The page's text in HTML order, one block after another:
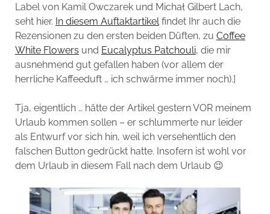
Label von Kamil Owczarek und Michał Gilbert Lach,
seht hier. In diesem Auftaktartikelfindet Ihr auch die
Rezensionen zu den ersten beiden Düften, zu Coffee
White Flowers und Eucalyptus Patchouli, die mir
ausnehmend gut gefallen haben (vor allem der
herrliche Kaffeeduft … ich schwärme immer noch).]
Tja, eigentlich … hätte der Artikel gestern VOR meinem
Urlaub kommen sollen – er schlummerte nur leider
als Entwurf vor sich hin, weil ich versehentlich den
falschen Button gedrückt hatte. Insofern ist wohl vor
dem Urlaub in diesem Fall nach dem Urlaub 😉